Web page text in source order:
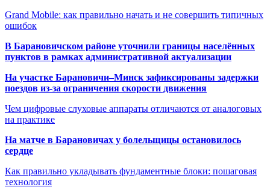
Grand Mobile: как правильно начать и не совершить типичных
ошибок
В Барановичском районе уточнили границы населённых
пунктов в рамках административной актуализации
На участке Барановичи–Минск зафиксированы задержки
поездов из-за ограничения скорости движения
Чем цифровые слуховые аппараты отличаются от аналоговых
на практике
На матче в Барановичах у болельщицы остановилось
сердце
Как правильно укладывать фундаментные блоки: пошаговая
технология